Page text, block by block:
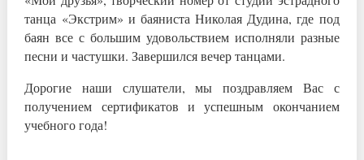
танца «Экстрим» и баяниста Николая Дуди­на, где под
баян все с большим удовольст­вием исполняли разные
песни и частушки. Завершился вечер танцами.
Дорогие наши слушат­ели, мы поздравляем Вас с
получением сер­тификатов и успешным окончанием
учебного года!